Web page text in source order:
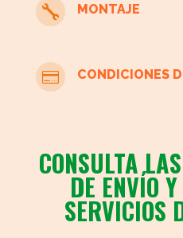
 MONTAJE
 CONDICIONES
CONSULTA
DE ENVÍO
SERVICIOS